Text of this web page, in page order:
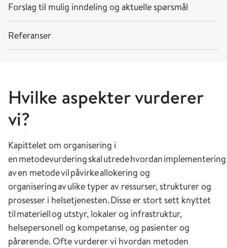
Forslag til mulig inndeling og aktuelle spørsmål
Referanser
Hvilke aspekter vurderer
vi?
Kapittelet om organisering i
en metodevurdering skal utrede hvordan implementering
av en metode vil påvirke allokering og
organisering av ulike typer av ressurser, strukturer og
prosesser i helsetjenesten. Disse er stort sett knyttet
til materiell og utstyr, lokaler og infrastruktur,
helsepersonell og kompetanse, og pasienter og
pårørende. Ofte vurderer vi hvordan metoden